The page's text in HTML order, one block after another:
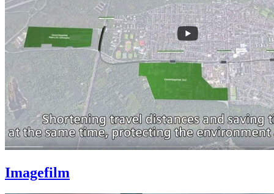
Imagefilm